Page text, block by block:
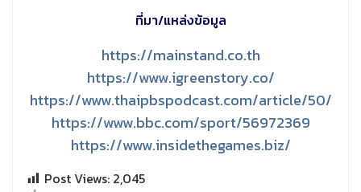
ที่มา/แหล่งข้อมูล
https://mainstand.co.th
https://www.igreenstory.co/
https://www.thaipbspodcast.com/article/50/
https://www.bbc.com/sport/56972369
https://www.insidethegames.biz/
Post Views: 2,045